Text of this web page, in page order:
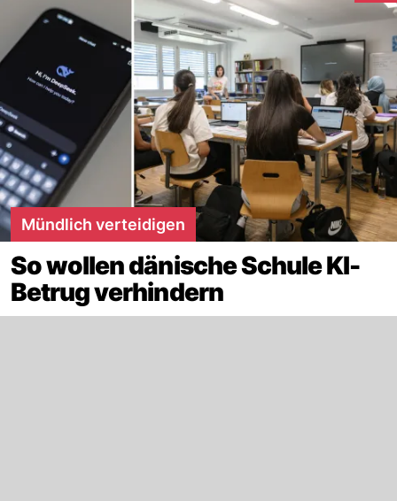
Mündlich verteidigen
So wollen dänische Schule KI-
Betrug verhindern